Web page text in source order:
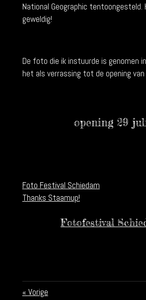
National Geographic tentoongesteld.
geweldig!
De foto die ik instuurde is genomen
het als verrassing tot de opening
opening 29
Foto Festival Schiedam
Thanks Staamup!
Fotofestival
« Vorige